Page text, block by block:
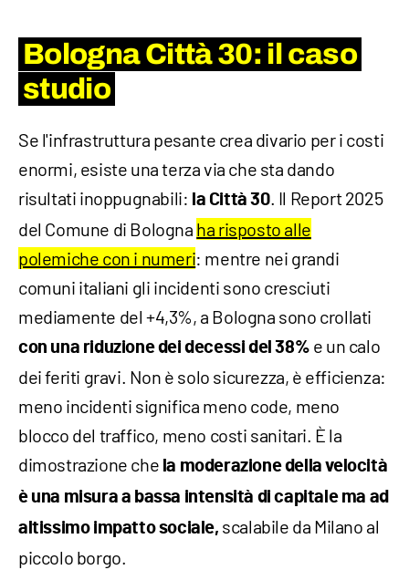
Bologna Città 30: il caso
studio
Se l'infrastruttura pesante crea divario per i costi
enormi, esiste una terza via che sta dando
risultati inoppugnabili: la Città 30. Il Report 2025
del Comune di Bologna ha risposto alle
polemiche con i numeri: mentre nei grandi
comuni italiani gli incidenti sono cresciuti
mediamente del +4,3%, a Bologna sono crollati
con una riduzione dei decessi del 38% e un calo
dei feriti gravi. Non è solo sicurezza, è efficienza:
meno incidenti significa meno code, meno
blocco del traffico, meno costi sanitari. È la
dimostrazione che la moderazione della velocità
è una misura a bassa intensità di capitale ma ad
altissimo impatto sociale, scalabile da Milano al
piccolo borgo.